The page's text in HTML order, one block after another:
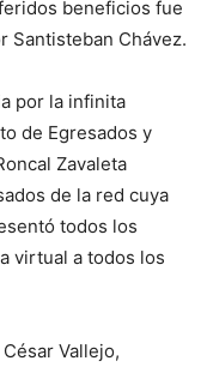
beneficios fue
Santisteban Chávez.
por la infinita
de Egresados y
Zavaleta
de la red cuya
todos los
virtual a todos los
Vallejo,